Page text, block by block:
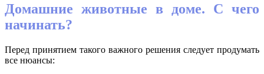
Домашние животные в доме. С чего
начинать?
Перед принятием такого важного решения следует продумать
все нюансы: